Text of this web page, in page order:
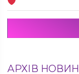
АРХІВ НОВИН